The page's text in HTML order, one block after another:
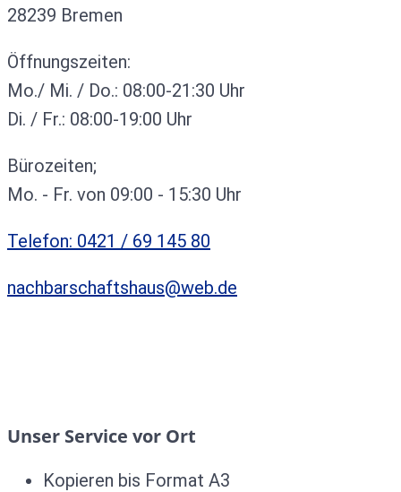
28239 Bremen
Öffnungszeiten:
Mo./ Mi. / Do.: 08:00-21:30 Uhr
Di. / Fr.: 08:00-19:00 Uhr
Bürozeiten;
Mo. - Fr. von 09:00 - 15:30 Uhr
Telefon: 0421 / 69 145 80
nachbarschaftshaus@web.de
Unser Service vor Ort
Kopieren bis Format A3